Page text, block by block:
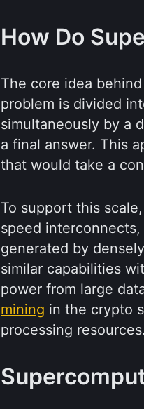
How Do
The core idea
problem is divided
simultaneously by a
a final answer. This
that would take a
To support this
speed
generated by
similar capabilities
power from large
mining in the crypto
processing resources.